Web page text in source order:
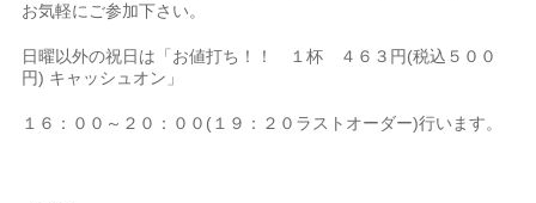
お気軽にご参加下さい。
日曜以外の祝日は「お値打ち！！ １杯 ４６３円(税込５００
円) キャッシュオン」
１６：００～２０：００(１９：２０ラストオーダー)行います。